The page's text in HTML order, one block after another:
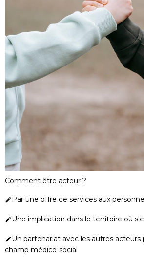
Comment être acteur ?
Par une offre de services aux
Une implication dans le territoire où
Un partenariat avec les autres acteurs
champ médico-social